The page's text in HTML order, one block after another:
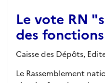
Le vote RN
des
Caisse des Dépôts,
Le Rassemblement